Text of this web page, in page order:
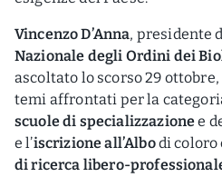
Vincenzo D’Anna, presidente
Nazionale degli Ordini dei
ascoltato lo scorso 29
temi affrontati per la
scuole di specializzazionee
e l’iscrizione all’Albodi
di ricerca libero-